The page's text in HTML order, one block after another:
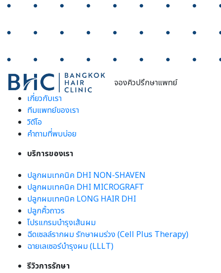
จองคิวปรึกษาแพทย์
เกี่ยวกับเรา
ทีมแพทย์ของเรา
วิดีโอ
คำถามที่พบบ่อย
บริการของเรา
ปลูกผมเทคนิค DHI NON-SHAVEN
ปลูกผมเทคนิค DHI MICROGRAFT
ปลูกผมเทคนิค LONG HAIR DHI
ปลูกคิ้วถาวร
โปรแกรมบำรุงเส้นผม
ฉีดเซลล์รากผม รักษาผมร่วง (Cell Plus Therapy)
ฉายเลเซอร์บำรุงผม (LLLT)
รีวิวการรักษา